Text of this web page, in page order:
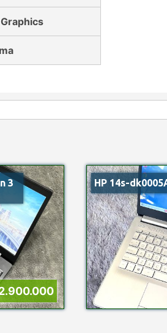
3
HP 14s-